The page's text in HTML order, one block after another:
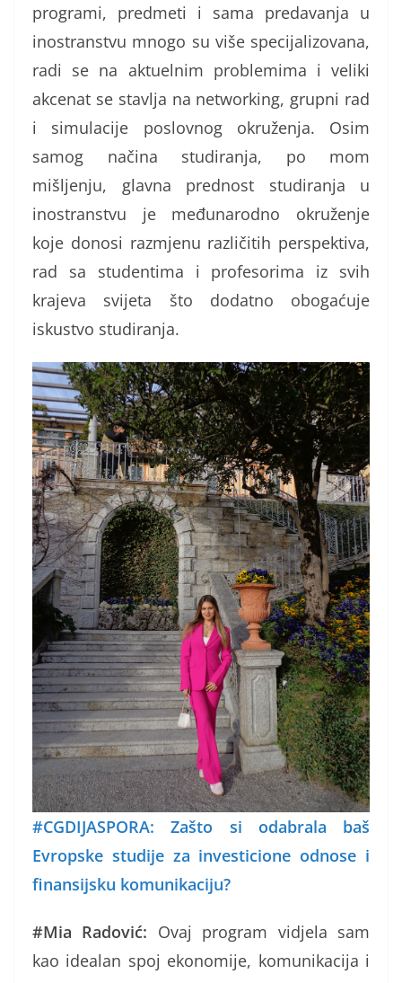
programi, predmeti i sama predavanja u
inostranstvu mnogo su više specijalizovana,
radi se na aktuelnim problemima i veliki
akcenat se stavlja na networking, grupni rad
i simulacije poslovnog okruženja. Osim
samog načina studiranja, po mom
mišljenju, glavna prednost studiranja u
inostranstvu je međunarodno okruženje
koje donosi razmjenu različitih perspektiva,
rad sa studentima i profesorima iz svih
krajeva svijeta što dodatno obogaćuje
iskustvo studiranja.
#CGDIJASPORA: Zašto si odabrala baš
Evropske studije za investicione odnose i
finansijsku komunikaciju?
#Mia Radović: Ovaj program vidjela sam
kao idealan spoj ekonomije, komunikacija i